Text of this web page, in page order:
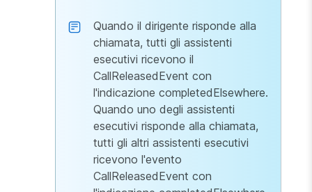
Quando il dirigente risponde alla
chiamata, tutti gli assistenti
esecutivi ricevono il
CallReleasedEvent con
l'indicazione completedElsewhere.
Quando uno degli assistenti
esecutivi risponde alla chiamata,
tutti gli altri assistenti esecutivi
ricevono l'evento
CallReleasedEvent con